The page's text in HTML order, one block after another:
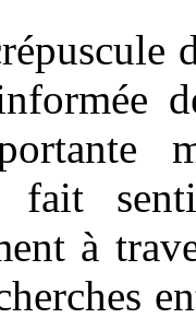
fait
à